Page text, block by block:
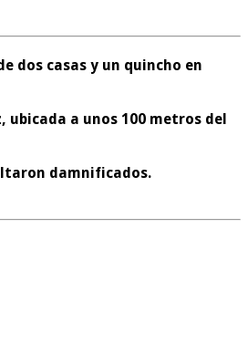
dos casas y un quincho en
a unos 100 metros del
damnificados.